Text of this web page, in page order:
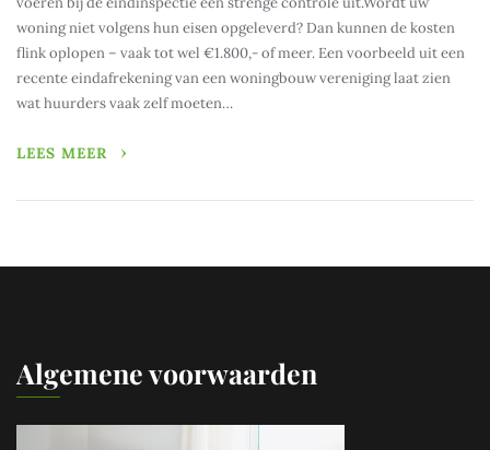
woning niet volgens hun eisen opgeleverd? Dan kunnen de kosten
flink oplopen – vaak tot wel €1.800,- of meer. Een voorbeeld uit een
recente eindafrekening van een woningbouw vereniging laat zien
wat huurders vaak zelf moeten…
LEES MEER
Algemene voorwaarden